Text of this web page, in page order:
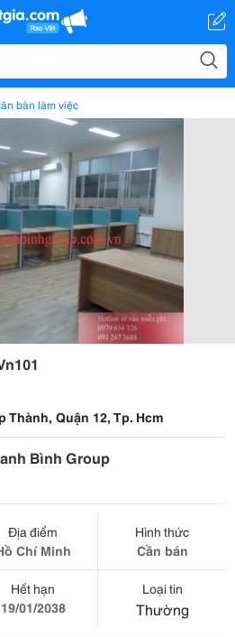
bàn làm việc
Thành, Quận 12, Tp. Hcm
Bình Group
Địa điểm
Chí Minh
Hình thức
Cần bán
Hết hạn
19/01/2038
Loại tin
Thường